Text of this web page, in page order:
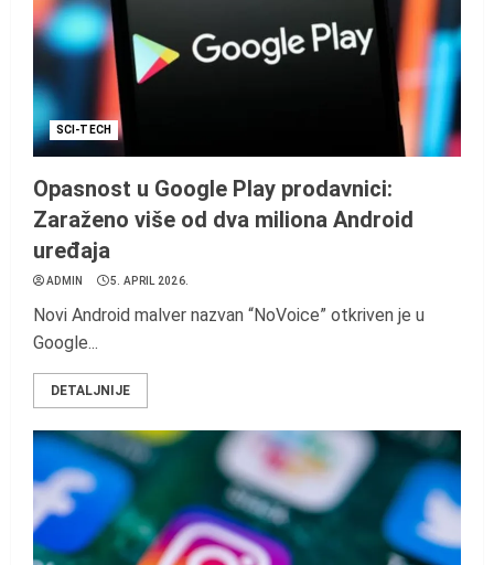
SCI-TECH
Opasnost u Google Play prodavnici:
Zaraženo više od dva miliona Android
uređaja
ADMIN 5. APRIL 2026.
Novi Android malver nazvan “NoVoice” otkriven je u
Google...
DETALJNIJE